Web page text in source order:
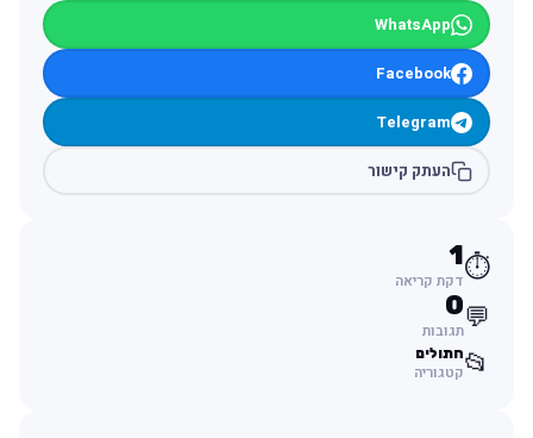
WhatsApp
Facebook
Telegram
העתק קישור
⏱️
1
דקת קריאה
💬
0
תגובות
📂חתולים
קטגוריה